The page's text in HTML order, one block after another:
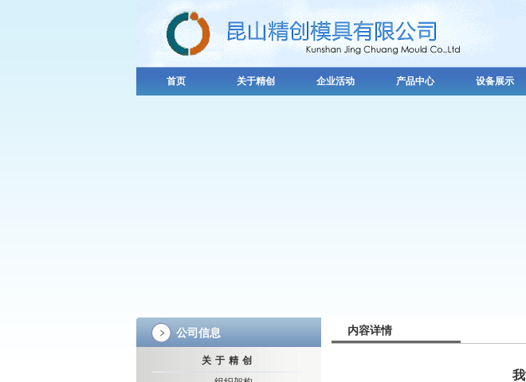
首页 关于精创 企业活动 产品中心 设备展示
公司信息
关于精创
内容详情